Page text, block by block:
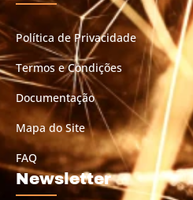
Política de Privacidade
Termos e Condições
Documentação
Mapa do Site
FAQ
Newsletter